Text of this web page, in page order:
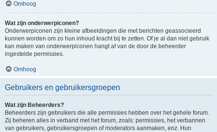
Omhoog
Wat zijn onderwerpiconen?
Onderwerpiconen zijn kleine afbeeldingen die met berichten geassocieerd
kunnen worden om zo hun inhoud kracht bij te zetten. Of je al dan niet gebruik
kan maken van onderwerpiconen hangt af van de door de beheerder
ingestelde permissies.
Omhoog
Gebruikers en gebruikersgroepen
Wat zijn Beheerders?
Beheerders zijn gebruikers die alle permissies hebben over het gehele forum.
Zij beheren alles in verband met het forum, zoals: permissies, het verbannen
van gebruikers, gebruikersgroepen of moderators aanmaken, enz. Hun